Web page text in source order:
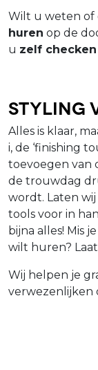
Wilt u weten
huren op de
u zelf checken
Styling
Alles is klaar,
i, de ‘finishing
toevoegen van
de trouwdag
wordt. Laten
tools voor in
bijna alles! Mis
wilt huren?
Wij helpen je
verwezenlijken